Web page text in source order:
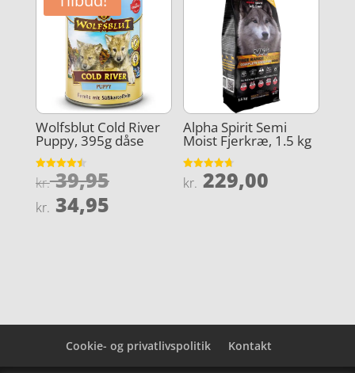
Wolfsblut Cold River
Puppy, 395g dåse
Vurderet
4.5
kr.39,95Den
oprindelige
kr. 34,95Den
Alpha Spirit Semi
Moist Fjerkræ, 1.5 kg
Vurderet
4.7
kr. 229,00
Cookie- og privatlivspolitik Kontakt